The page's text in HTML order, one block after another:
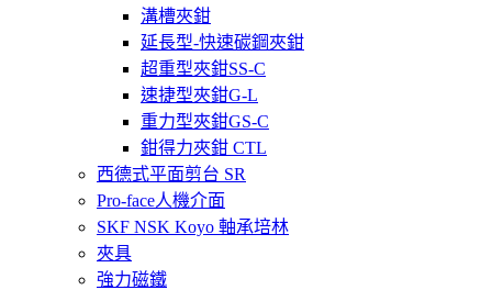
溝槽夾鉗
延長型-快速碳鋼夾鉗
超重型夾鉗SS-C
速捷型夾鉗G-L
重力型夾鉗GS-C
鉗得力夾鉗 CTL
西德式平面剪台 SR
Pro-face人機介面
SKF NSK Koyo 軸承培林
夾具
強力磁鐵